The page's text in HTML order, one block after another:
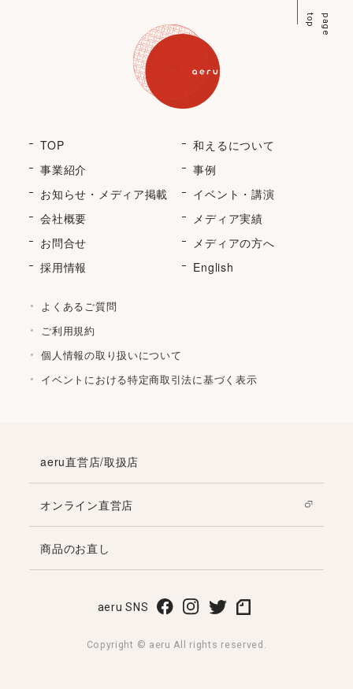
p
a
g
e
t
o
p
TOP
和えるについて
事業紹介
事例
お知らせ・メディア掲載
イベント・講演
会社概要
メディア実績
お問合せ
メディアの方へ
採用情報
English
よくあるご質問
ご利用規約
個人情報の取り扱いについて
イベントにおける特定商取引法に基づく表示
aeru直営店/取扱店
オンライン直営店
商品のお直し
aeru SNS
Copyright © aeru All rights reserved.